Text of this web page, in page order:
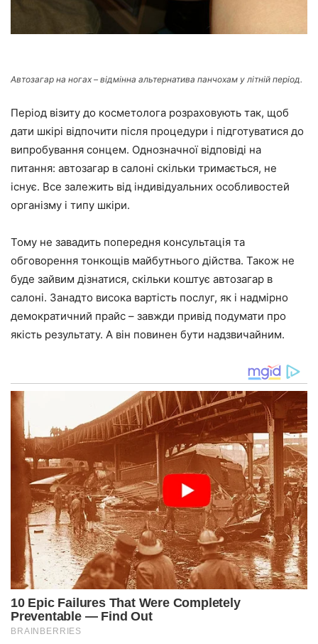
Автозагар на ногах – відмінна альтернатива панчохам у літній період.
Період візиту до косметолога розраховують так, щоб
дати шкірі відпочити після процедури і підготуватися до
випробування сонцем. Однозначної відповіді на
питання: автозагар в салоні скільки тримається, не
існує. Все залежить від індивідуальних особливостей
організму і типу шкіри.
Тому не завадить попередня консультація та
обговорення тонкощів майбутнього дійства. Також не
буде зайвим дізнатися, скільки коштує автозагар в
салоні. Занадто висока вартість послуг, як і надмірно
демократичний прайс – завжди привід подумати про
якість результату. А він повинен бути надзвичайним.